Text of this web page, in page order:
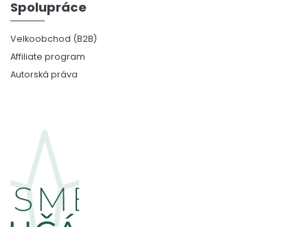
Spolupráce
Velkoobchod (B2B)
Affiliate program
Autorská práva